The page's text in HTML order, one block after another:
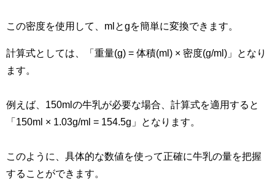
この密度を使用して、mlとgを簡単に変換できます。
計算式としては、「重量(g) = 体積(ml) × 密度(g/ml)」となり
ます。
例えば、150mlの牛乳が必要な場合、計算式を適用すると
「150ml × 1.03g/ml = 154.5g」となります。
このように、具体的な数値を使って正確に牛乳の量を把握
することができます。